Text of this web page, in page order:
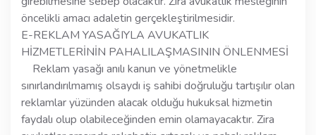
öncelikli amacı adaletin gerçekleştirilmesidir.
E-REKLAM YASAĞIYLA AVUKATLIK
HİZMETLERİNİN PAHALILAŞMASININ ÖNLENMESİ
Reklam yasağı anılı kanun ve yönetmelikle
sınırlandırılmamış olsaydı iş sahibi doğruluğu tartışılır olan
reklamlar yüzünden alacak olduğu hukuksal hizmetin
faydalı olup olabileceğinden emin olamayacaktır. Zira